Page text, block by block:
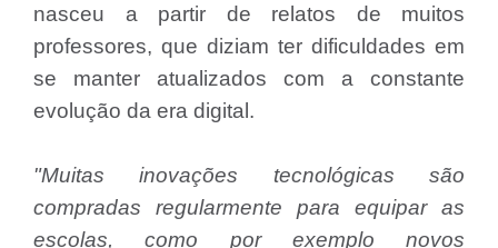
nasceu a partir de relatos de muitos
professores, que diziam ter dificuldades em
se manter atualizados com a constante
evolução da era digital.
"Muitas inovações tecnológicas são
compradas regularmente para equipar as
escolas, como por exemplo novos